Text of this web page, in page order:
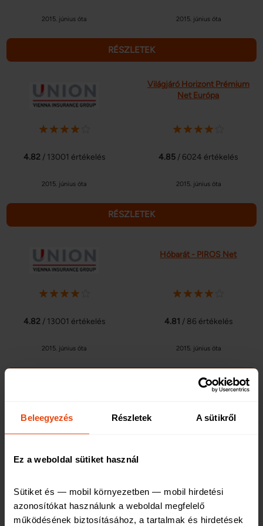
Beleegyezés Részletek A sütikről
Ez a weboldal sütiket használ
Sütiket és — mobil környezetben — mobil hirdetési
azonosítókat használunk a weboldal megfelelő
működésének biztosításához, a tartalmak és hirdetések
2015. június óta 2015. június óta
RÉSZLETEK
4.82/ 13001 értékelés
2015. június óta
Világjáró Horizont Prémium
Net Európa
4.85 / 6024 értékelés
2015. június óta
RÉSZLETEK
4.82/ 13001 értékelés
2015. június óta
Hóbarát - PIROS Net
4.81 / 86 értékelés
2015. június óta
4.82 / 13001 értékelés
Világjáró Horizont Net Világ
4.95 / 43 értékelés
2015. június óta